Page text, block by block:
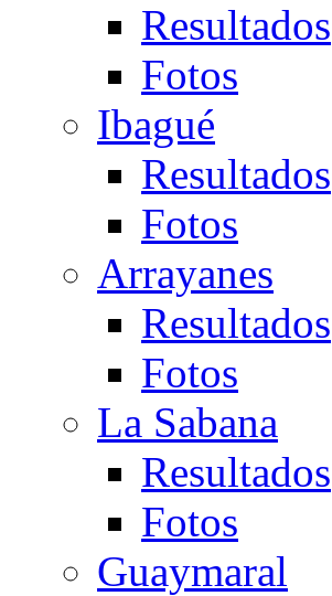
Resultados
Fotos
Ibagué
Resultados
Fotos
Arrayanes
Resultados
Fotos
La Sabana
Resultados
Fotos
Guaymaral